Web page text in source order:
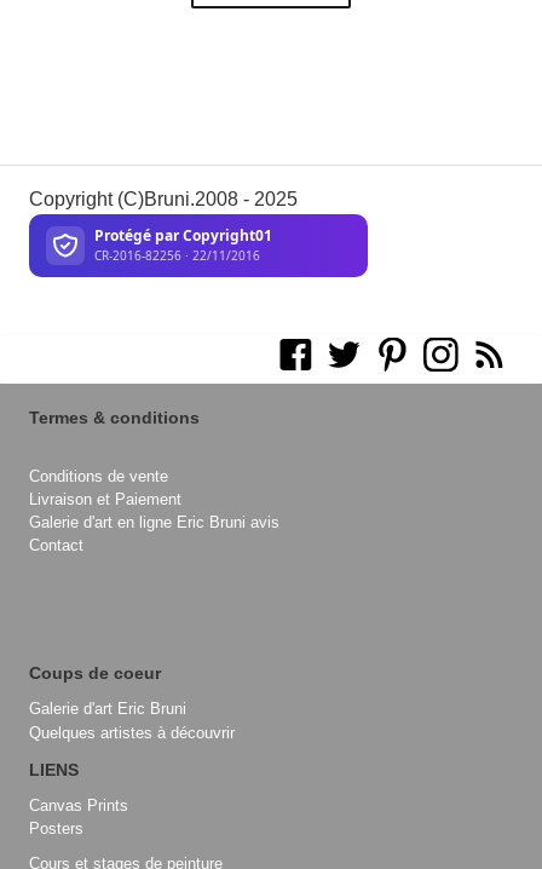
Copyright (C)Bruni.2008 - 2025
Termes & conditions
Conditions de vente
Livraison et Paiement
Galerie d'art en ligne Eric Bruni avis
Contact
Coups de coeur
Galerie d'art Eric Bruni
Quelques artistes à découvrir
LIENS
Canvas Prints
Posters
Cours et stages de peinture